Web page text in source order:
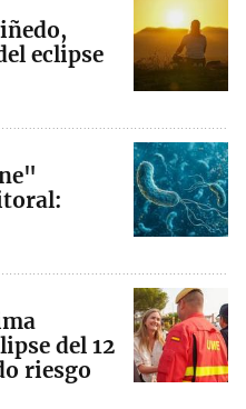
eclipse
del 12
riesgo